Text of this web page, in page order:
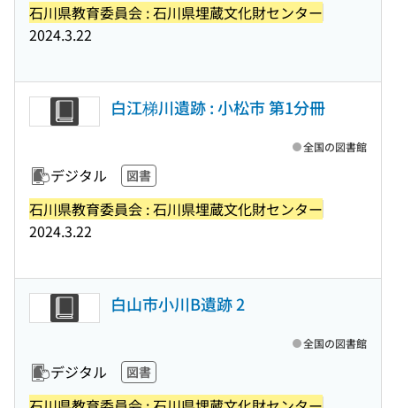
石川県教育委員会 : 石川県埋蔵文化財センター
2024.3.22
白江梯川遺跡 : 小松市 第1分冊
デジタル 図書
石川県教育委員会 : 石川県埋蔵文化財センター
2024.3.22
全国の図書館
白山市小川B遺跡 2
デジタル 図書
全国の図書館